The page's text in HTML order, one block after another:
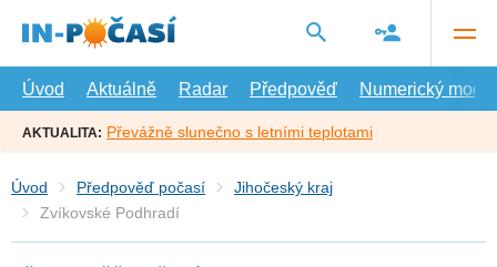
hlavní
Úvod
Aktuálně Radar Předpověď Numerický model
AKTUALITA: Převážně slunečno s letními teplotami
Úvod Předpověď počasí
Jihočeský kraj
Zvíkovské Podhradí